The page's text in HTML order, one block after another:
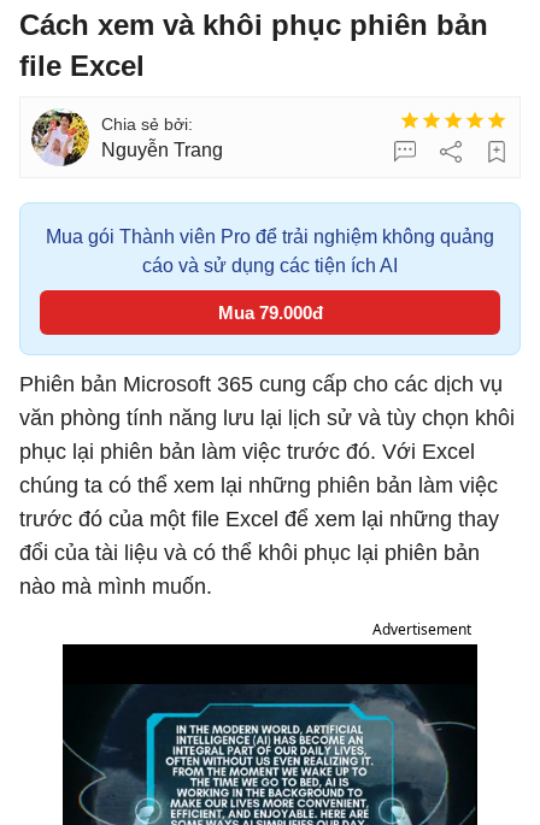
Cách xem và khôi phục phiên bản
file Excel
Nguyễn Trang
Mua gói Thành viên Pro để trải nghiệm không quảng
cáo và sử dụng các tiện ích AI
Mua 79.000đ
Phiên bản Microsoft 365 cung cấp cho các dịch vụ
văn phòng tính năng lưu lại lịch sử và tùy chọn khôi
phục lại phiên bản làm việc trước đó. Với Excel
chúng ta có thể xem lại những phiên bản làm việc
trước đó của một file Excel để xem lại những thay
đổi của tài liệu và có thể khôi phục lại phiên bản
nào mà mình muốn.
Advertisement